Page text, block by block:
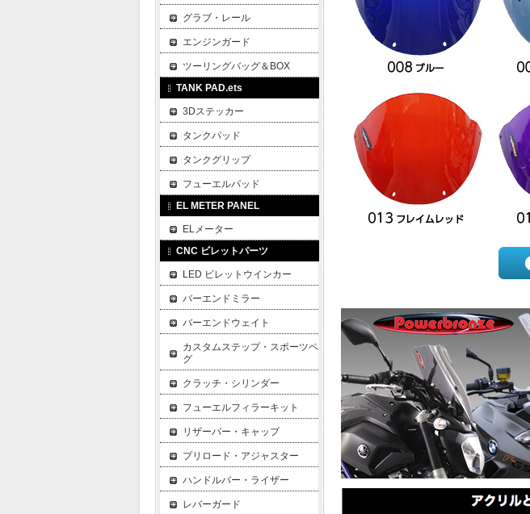
グラブ・レール
エンジンガード
ツーリングバッグ＆BOX
TANK PAD.ets
3Dステッカー
タンクパッド
タンクグリップ
フューエルパッド
EL METER PANEL
ELメーター
CNC ビレットパーツ
LED ビレットウインカー
バーエンドミラー
バーエンドウェイト
カスタムステップ・スポーツペ
グ
クラッチ・シリンダー
フューエルフィラーキット
リザーバー・キャップ
プリロード・アジャスター
ハンドルバー・ライザー
レバーガード